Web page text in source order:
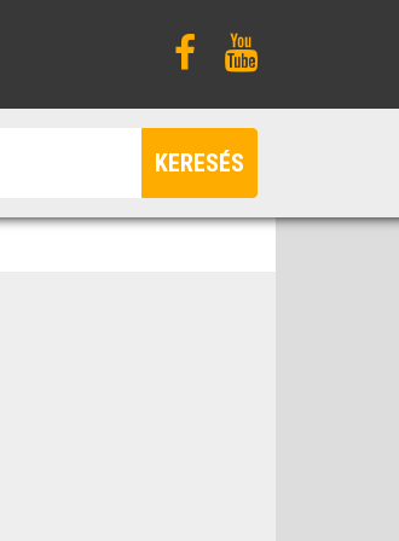
KERESÉS